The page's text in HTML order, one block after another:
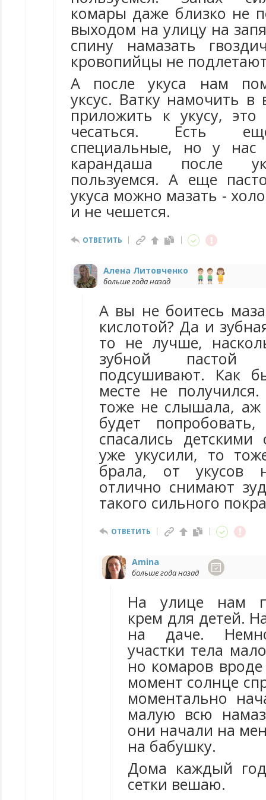
комары даже близко не
выходом на улицу на
спину намазать
кровопийцы не
А после укуса нам
уксус. Ватку намочить в
приложить к укусу, это
чесаться. Есть
специальные, но у
карандаша после
пользуемся. А еще
укуса можно мазать -
и не чешется.
ОТВЕТИТЬ
Алена Литовченко
больше года назад
А вы не боитесь
кислотой? Да и
то не лучше,
зубной пастой
подсушивают. Как
месте не
тоже не слышала, аж
будет
спасались
уже укусили, то
брала, от укусов
отлично снимают
такого сильного
ОТВЕТИТЬ
Amina
больше года назад
На улице нам
крем для детей.
на даче.
участки тела
но комаров
момент солнце
моментально
малую всю
они начали на
на бабушку.
Дома каждый
сетки вешаю.